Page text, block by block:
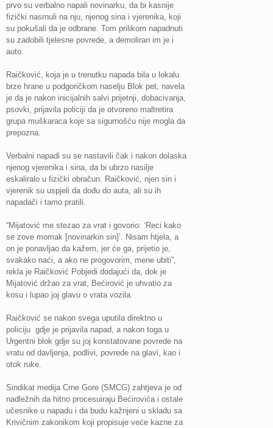
prvo su verbalno napali novinarku, da bi kasnije
fizički nasrnuli na nju, njenog sina i vjerenika, koji
su pokušali da je odbrane. Tom prilikom napadnuti
su zadobili tjelesne povrede, a demoliran im je i
auto.
Raičković, koja je u trenutku napada bila u lokalu
brze hrane u podgoričkom naselju Blok pet, navela
je da je nakon inicijalnih salvi prijetnji, dobacivanja,
psovki, prijavila policiji da je otvoreno maltretira
grupa muškaraca koje sa sigurnošću nije mogla da
prepozna.
Verbalni napadi su se nastavili čak i nakon dolaska
njenog vjerenika i sina, da bi ubrzo nasilje
eskaliralo u fizički obračun. Raičković, njen sin i
vjerenik su uspjeli da dođu do auta, ali su ih
napadači i tamo pratili.
“Mijatović me stezao za vrat i govorio: ‘Reci kako
se zove momak [novinarkin sin]’. Nisam htjela, a
on je ponavljao da kažem, jer će ga, prijetio je,
svakako naći, a ako ne progovorim, mene ubiti”,
rekla je Raičković Pobjedi dodajući da, dok je
Mijatović držao za vrat, Bećirović je uhvatio za
kosu i lupao joj glavu o vrata vozila.
Raičković se nakon svega uputila direktno u
policiju gdje je prijavila napad, a nakon toga u
Urgentni blok gdje su joj konstatovane povrede na
vratu od davljenja, podlivi, povrede na glavi, kao i
otok ruke.
Sindikat medija Crne Gore (SMCG) zahtjeva je od
nadležnih da hitno procesuiraju Bećirovića i ostale
učesnike u napadu i da budu kažnjeni u skladu sa
Krivičnim zakonikom koji propisuje veće kazne za